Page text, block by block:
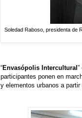
Soledad Raboso, presidenta de
“Envasópolis Intercultural
participantes ponen en
y elementos urbanos a